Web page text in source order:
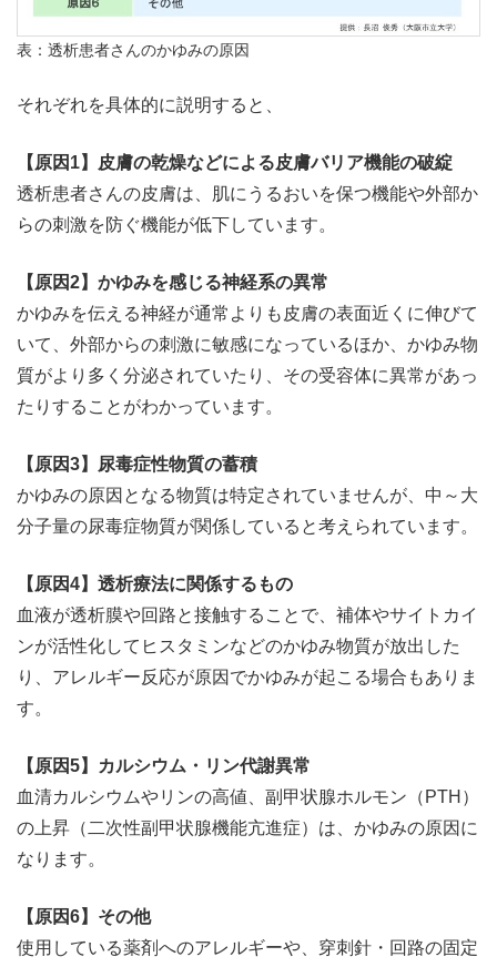
表：透析患者さんのかゆみの原因
それぞれを具体的に説明すると、
【原因1】皮膚の乾燥などによる皮膚バリア機能の破綻
透析患者さんの皮膚は、肌にうるおいを保つ機能や外部か
らの刺激を防ぐ機能が低下しています。
【原因2】かゆみを感じる神経系の異常
かゆみを伝える神経が通常よりも皮膚の表面近くに伸びて
いて、外部からの刺激に敏感になっているほか、かゆみ物
質がより多く分泌されていたり、その受容体に異常があっ
たりすることがわかっています。
【原因3】尿毒症性物質の蓄積
かゆみの原因となる物質は特定されていませんが、中～大
分子量の尿毒症物質が関係していると考えられています。
【原因4】透析療法に関係するもの
血液が透析膜や回路と接触することで、補体やサイトカイ
ンが活性化してヒスタミンなどのかゆみ物質が放出した
り、アレルギー反応が原因でかゆみが起こる場合もありま
す。
【原因5】カルシウム・リン代謝異常
血清カルシウムやリンの高値、副甲状腺ホルモン（PTH）
の上昇（二次性副甲状腺機能亢進症）は、かゆみの原因に
なります。
【原因6】その他
使用している薬剤へのアレルギーや、穿刺針・回路の固定